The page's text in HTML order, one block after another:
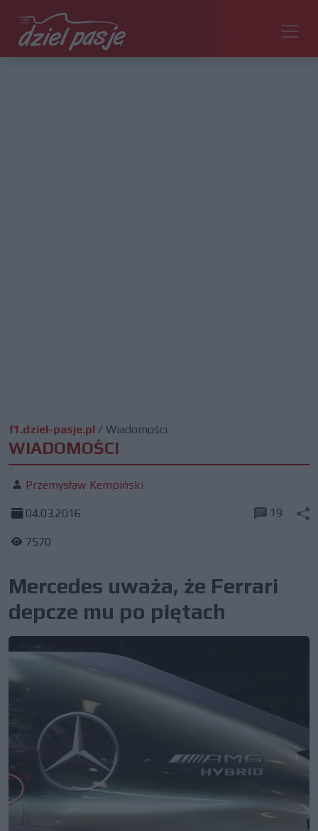
f1.dziel-pasje.pl / Wiadomości
WIADOMOŚCI
Przemysław Kempiński
04.03.2016
7570
19
Mercedes uważa, że Ferrari
depcze mu po piętach